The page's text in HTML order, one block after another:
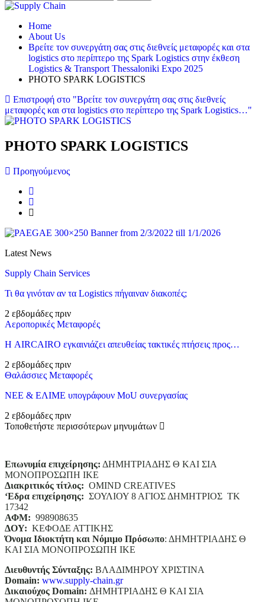
Home
About Us
Βρείτε τον συνεργάτη σας στις διεθνείς μεταφορές και στα
logistics στο περίπτερο της Spark Logistics στην έκθεση
Logistics & Transport Thessaloniki Expo 2025
PHOTO SPARK LOGISTICS
Επιστροφή στο "Βρείτε τον συνεργάτη σας στις διεθνείς
μεταφορές και στα logistics στο περίπτερο της Spark Logistics…"
PHOTO SPARK LOGISTICS
Προηγούμενος
Latest News
Supply Chain Services
Τι θα γινόταν αν τα Logistics πήγαιναν διακοπές;
2 εβδομάδες πριν
Αεροπορικές Μεταφορές
Η AIRCAIRO εγκαινιάζει απευθείας τακτικές πτήσεις προς…
2 εβδομάδες πριν
Θαλάσσιες Μεταφορές
ΝΕΕ & ΕΛΙΜΕ υπογράφουν MoU συνεργασίας
2 εβδομάδες πριν
Τοποθετήστε περισσότερων μηνυμάτων
Επωνυμία επιχείρησης: ΔΗΜΗΤΡΙΑΔΗΣ Θ ΚΑΙ ΣΙΑ
ΜΟΝΟΠΡΟΣΩΠΗ ΙΚΕ
Διακριτικός τίτλος: ΟΜΙΝD CREATIVES
‘Eδρα επιχείρησης: ΣΟΥΛΙΟΥ 8 ΑΓΙΟΣ ΔΗΜΗΤΡΙΟΣ ΤΚ
17342
ΑΦΜ: 998908635
ΔΟΥ: ΚΕΦΟΔΕ ΑΤΤΙΚΗΣ
Όνομα Ιδιοκτήτη και Νόμιμο Πρόσωπο: ΔΗΜΗΤΡΙΑΔΗΣ Θ
ΚΑΙ ΣΙΑ ΜΟΝΟΠΡΟΣΩΠΗ ΙΚΕ
Διευθυντής Σύνταξης: ΒΛΑΔΙΜΗΡΟΥ ΧΡΙΣΤΙΝΑ
Domain: www.supply-chain.gr
Δικαιούχος Domain: ΔΗΜΗΤΡΙΑΔΗΣ Θ ΚΑΙ ΣΙΑ